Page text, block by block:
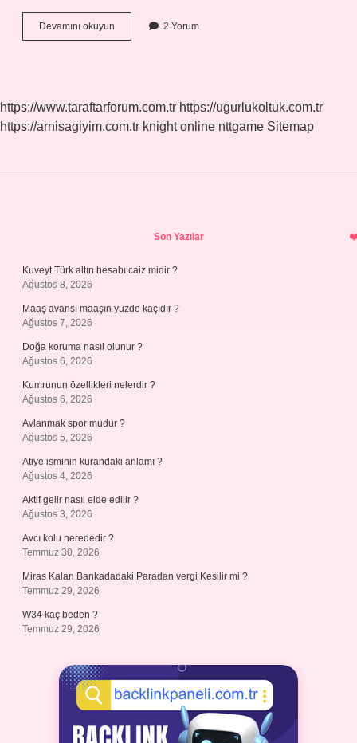
Devamını okuyun
Bilet
2 Yorum
https://www.taraftarforum.com.tr https://ugurlukoltuk.com.tr
https://arnisagiyim.com.tr knight online nttgame Sitemap
Son Yazılar
Kuveyt Türk altın hesabı caiz midir ?
Ağustos 8, 2026
Maaş avansı maaşın yüzde kaçıdır ?
Ağustos 7, 2026
Doğa koruma nasıl olunur ?
Ağustos 6, 2026
Kumrunun özellikleri nelerdir ?
Ağustos 6, 2026
Avlanmak spor mudur ?
Ağustos 5, 2026
Atiye isminin kurandaki anlamı ?
Ağustos 4, 2026
Aktif gelir nasıl elde edilir ?
Ağustos 3, 2026
Avcı kolu nerededir ?
Temmuz 30, 2026
Miras Kalan Bankadadaki Paradan vergi Kesilir mi ?
Temmuz 29, 2026
W34 kaç beden ?
Temmuz 29, 2026